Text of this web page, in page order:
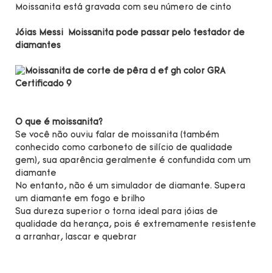
Moissanita está gravada com seu número de cinto
Jóias Messi Moissanita pode passar pelo testador de
diamantes
O que é moissanita?
Se você não ouviu falar de moissanita (também
conhecido como carboneto de silício de qualidade
gem), sua aparência geralmente é confundida com um
diamante
No entanto, não é um simulador de diamante. Supera
um diamante em fogo e brilho
Sua dureza superior o torna ideal para jóias de
qualidade da herança, pois é extremamente resistente
a arranhar, lascar e quebrar